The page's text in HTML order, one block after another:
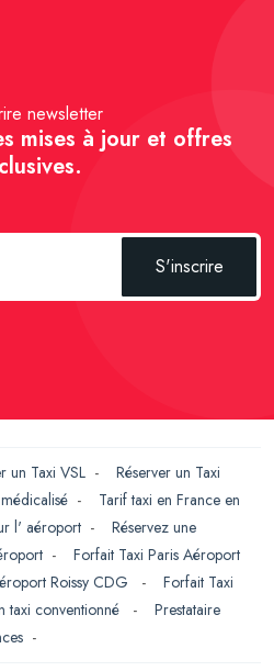
newsletter
mises à jour et offres
S'inscrire
un Taxi VSL - Réserver un Taxi
- Tarif taxi en France en
l' aéroport - Réservez une
- Forfait Taxi Paris Aéroport
Roissy CDG - Forfait Taxi
taxi conventionné - Prestataire
-